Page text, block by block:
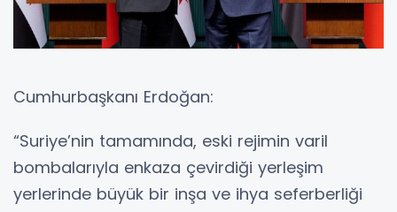
Cumhurbaşkanı Erdoğan:
“Suriye’nin tamamında, eski rejimin varil
bombalarıyla enkaza çevirdiği yerleşim
yerlerinde büyük bir inşa ve ihya seferberliği